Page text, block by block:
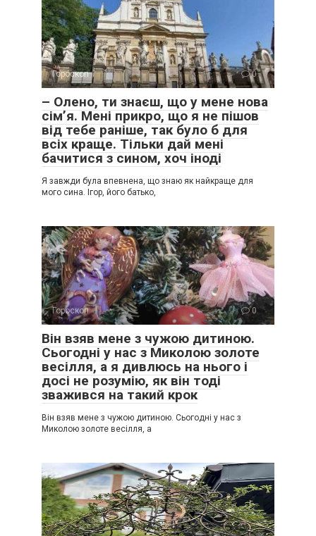
Гороскоп 0
– Олено, ти знаєш, що у мене нова
сім’я. Мені прикро, що я не пішов
від тебе раніше, так було б для
всіх краще. Тільки дай мені
бачитися з сином, хоч іноді
Я завжди була впевнена, що знаю як найкраще для
мого сина. Ігор, його батько,
Гороскоп 0
Він взяв мене з чужою дитиною.
Сьогодні у нас з Миколою золоте
весілля, а я дивлюсь на нього і
досі не розумію, як він тоді
зважився на такий крок
Він взяв мене з чужою дитиною. Сьогодні у нас з
Миколою золоте весілля, а